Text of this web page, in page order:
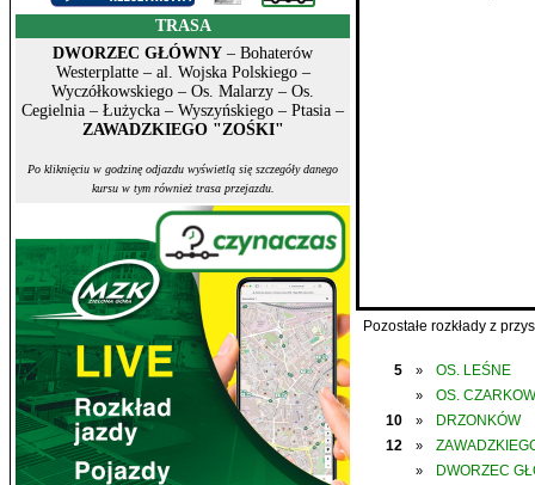
TRASA
DWORZEC GŁÓWNY – Bohaterów
Westerplatte – al. Wojska Polskiego –
Wyczółkowskiego – Os. Malarzy – Os.
Cegielnia – Łużycka – Wyszyńskiego – Ptasia –
ZAWADZKIEGO "ZOŚKI"
Po kliknięciu w godzinę odjazdu wyświetlą się szczegóły danego
kursu w tym również trasa przejazdu.
Pozostałe rozkłady z
5 » OS. LEŚNE
»
OS.
10
»
DRZONKÓW
12
»
»
DWORZEC